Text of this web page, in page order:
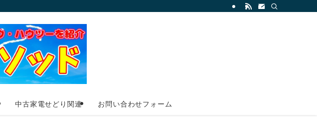
中古家電せどり関連 お問い合わせフォーム